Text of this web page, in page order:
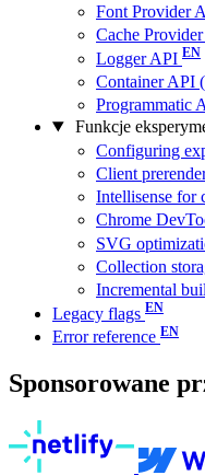
Font Provider
Cache
Logger API
Container API
Programmatic
Funkcje
Configuring
Client
Intellisense for
Chrome
SVG
Collection
Incremental
Legacy flags
Error reference
Sponsorowane